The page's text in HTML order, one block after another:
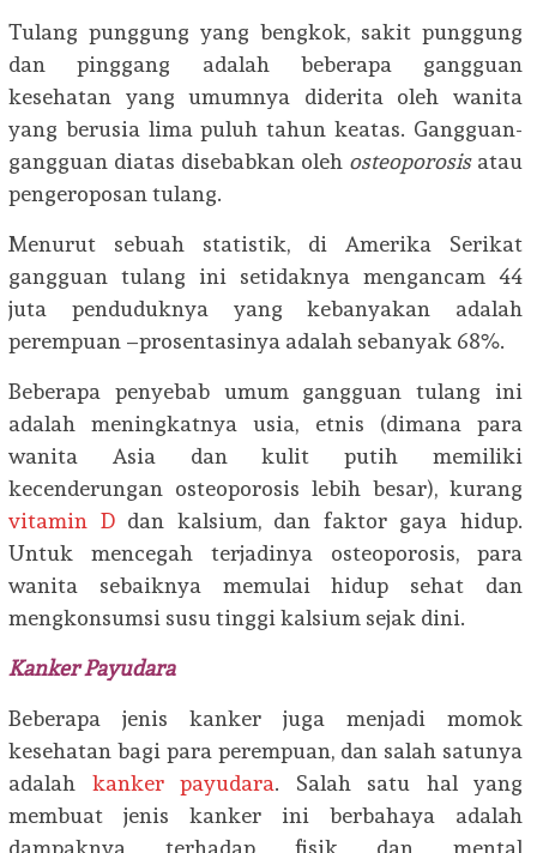
Tulang punggung yang bengkok, sakit punggung
dan pinggang adalah beberapa gangguan
kesehatan yang umumnya diderita oleh wanita
yang berusia lima puluh tahun keatas. Gangguan-
gangguan diatas disebabkan oleh osteoporosisatau
pengeroposan tulang.
Menurut sebuah statistik, di Amerika Serikat
gangguan tulang ini setidaknya mengancam 44
juta penduduknya yang kebanyakan adalah
perempuan –prosentasinya adalah sebanyak 68%.
Beberapa penyebab umum gangguan tulang ini
adalah meningkatnya usia, etnis (dimana para
wanita Asia dan kulit putih memiliki
kecenderungan osteoporosis lebih besar), kurang
vitamin Ddan kalsium, dan faktor gaya hidup.
Untuk mencegah terjadinya osteoporosis, para
wanita sebaiknya memulai hidup sehat dan
mengkonsumsi susu tinggi kalsium sejak dini.
Kanker Payudara
Beberapa jenis kanker juga menjadi momok
kesehatan bagi para perempuan, dan salah satunya
adalah kanker payudara. Salah satu hal yang
membuat jenis kanker ini berbahaya adalah
dampaknya terhadap fisik dan mental